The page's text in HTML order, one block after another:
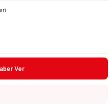
Ver